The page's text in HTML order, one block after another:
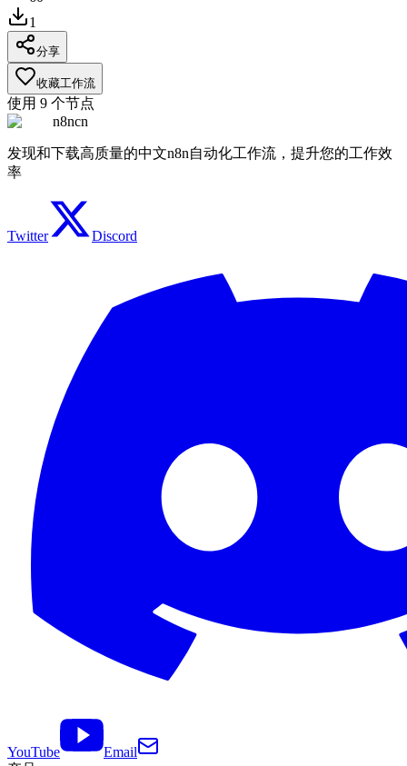
1
分享
收藏工作流
使用 9 个节点
n8ncn
发现和下载高质量的中文n8n自动化工作流，提升您的工作效
率
Twitter Discord
YouTube
Email